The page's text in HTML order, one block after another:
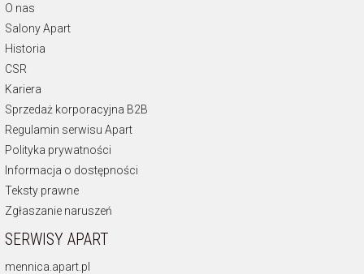
O nas
Salony Apart
Historia
CSR
Kariera
Sprzedaż korporacyjna B2B
Regulamin serwisu Apart
Polityka prywatności
Informacja o dostępności
Teksty prawne
Zgłaszanie naruszeń
SERWISY APART
mennica.apart.pl